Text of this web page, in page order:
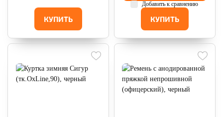
КУПИТЬ КУПИТЬ
Добавить к сравнению